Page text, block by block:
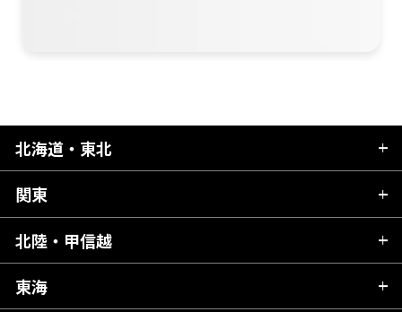
北海道・東北
北海道
青森県
秋田県
関東
茨城県
栃木県
北陸・甲信越
新潟県
東海